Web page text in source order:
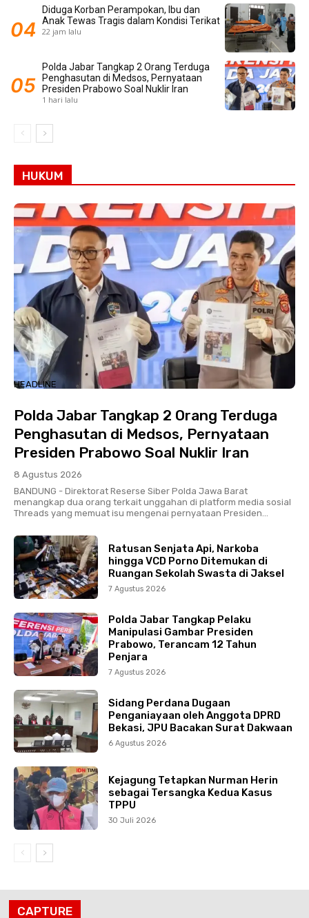
Diduga Korban Perampokan, Ibu dan
Anak Tewas Tragis dalam Kondisi Terikat
22 jam lalu
Polda Jabar Tangkap 2 Orang Terduga
Penghasutan di Medsos, Pernyataan
Presiden Prabowo Soal Nuklir Iran
1 hari lalu
HUKUM
HEADLINE
Polda Jabar Tangkap 2 Orang Terduga
Penghasutan di Medsos, Pernyataan
Presiden Prabowo Soal Nuklir Iran
8 Agustus 2026
BANDUNG - Direktorat Reserse Siber Polda Jawa Barat
menangkap dua orang terkait unggahan di platform media sosial
Threads yang memuat isu mengenai pernyataan Presiden...
Ratusan Senjata Api, Narkoba
hingga VCD Porno Ditemukan di
Ruangan Sekolah Swasta di Jaksel
7 Agustus 2026
Polda Jabar Tangkap Pelaku
Manipulasi Gambar Presiden
Prabowo, Terancam 12 Tahun
Penjara
7 Agustus 2026
Sidang Perdana Dugaan
Penganiayaan oleh Anggota DPRD
Bekasi, JPU Bacakan Surat Dakwaan
6 Agustus 2026
Kejagung Tetapkan Nurman Herin
sebagai Tersangka Kedua Kasus
TPPU
30 Juli 2026
CAPTURE